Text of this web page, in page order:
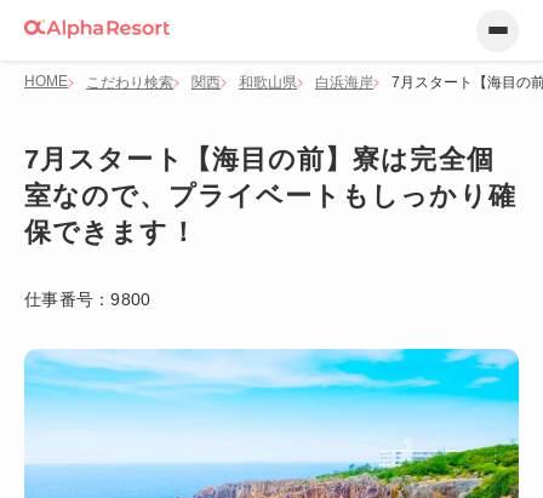
HOME こだわり検索 関西 和歌山県 白浜海岸 7月スタート【海目の
7月スタート【海目の前】寮は完全個
室なので、プライベートもしっかり確
保できます！
仕事番号：9800